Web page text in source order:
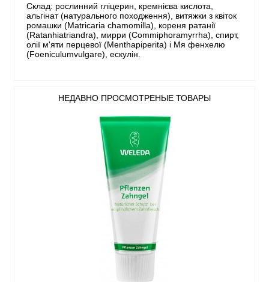
Склад: рослинний гліцерин, кремнієва кислота,
альгінат (натурального походження), витяжки з квіток
ромашки (Matricaria chamomilla), кореня ратанії
(Ratanhiatriandra), мирри (Commiphoramyrrha), спирт,
олії м'яти перцевої (Menthapiperita) і Мя фенхелю
(Foeniculumvulgare), ескулін.
НЕДАВНО ПРОСМОТРЕНЫЕ ТОВАРЫ